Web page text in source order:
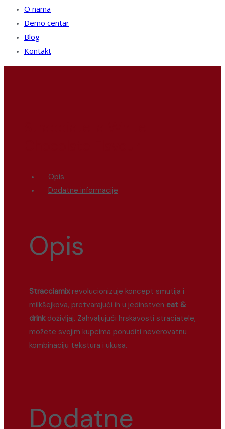
O nama
Demo centar
Blog
Kontakt
Opis
Dodatne informacije
Opis
Stracciamixrevolucionizuje koncept smutija i
milkšejkova, pretvarajući ih u jedinstven eat &
drinkdoživljaj. Zahvaljujući hrskavosti straciatele,
možete svojim kupcima ponuditi neverovatnu
kombinaciju tekstura i ukusa.
Dodatne